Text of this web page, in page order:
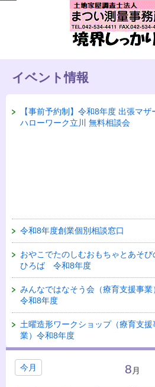
イベント情報
【事前予約制】令和8年度 出張マザ
ハローワーク立川 無料相談会
令和8年度創業個別相談窓口
おやこでたのしむおもちゃとあそび
ひろば 令和8年度
みんなではなそう会（療育支援事業
令和8年度
土曜造形ワークショップ（療育支援
業）令和8年度
今月 8月